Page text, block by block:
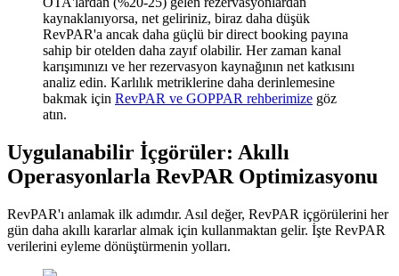
kaynaklanıyorsa, net geliriniz, biraz daha düşük
RevPAR'a ancak daha güçlü bir direct booking payına
sahip bir otelden daha zayıf olabilir. Her zaman kanal
karışımınızı ve her rezervasyon kaynağının net katkısını
analiz edin. Karlılık metriklerine daha derinlemesine
bakmak için RevPAR ve GOPPAR rehberimize göz
atın.
Uygulanabilir İçgörüler: Akıllı
Operasyonlarla RevPAR Optimizasyonu
RevPAR'ı anlamak ilk adımdır. Asıl değer, RevPAR içgörülerini her
gün daha akıllı kararlar almak için kullanmaktan gelir. İşte RevPAR
verilerini eyleme dönüştürmenin yolları.